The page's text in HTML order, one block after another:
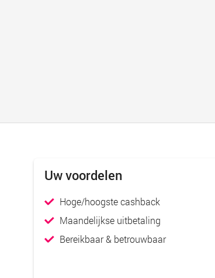
Uw voordelen
Hoge/hoogste cashback
Maandelijkse uitbetaling
Bereikbaar & betrouwbaar